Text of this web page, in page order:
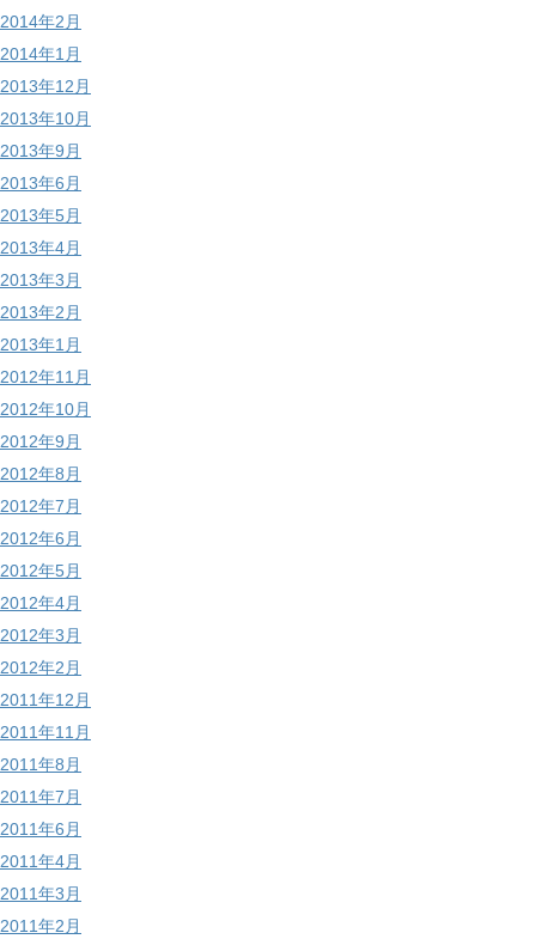
2014年2月
2014年1月
2013年12月
2013年10月
2013年9月
2013年6月
2013年5月
2013年4月
2013年3月
2013年2月
2013年1月
2012年11月
2012年10月
2012年9月
2012年8月
2012年7月
2012年6月
2012年5月
2012年4月
2012年3月
2012年2月
2011年12月
2011年11月
2011年8月
2011年7月
2011年6月
2011年4月
2011年3月
2011年2月